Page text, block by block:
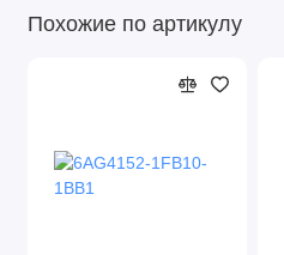
Похожие по артикулу